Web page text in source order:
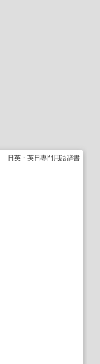
日英・英日専門用語辞書